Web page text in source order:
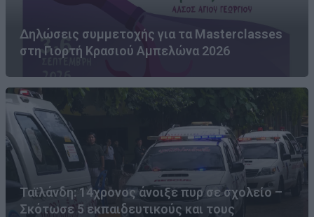
Δηλώσεις συμμετοχής για τα Masterclasses
στη Γιορτή Κρασιού Αμπελώνα 2026
Ταϊλάνδη: 14χρονος άνοιξε πυρ σε σχολείο –
Σκότωσε 5 εκπαιδευτικούς και τους